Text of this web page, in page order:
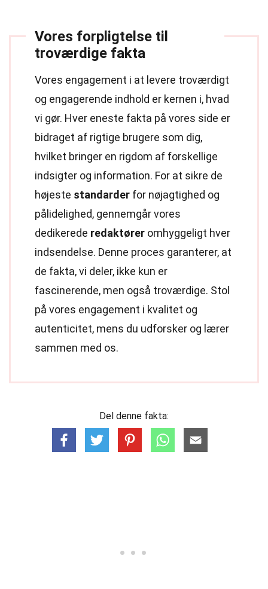
Vores forpligtelse til
troværdige fakta
Vores engagement i at levere troværdigt
og engagerende indhold er kernen i, hvad
vi gør. Hver eneste fakta på vores side er
bidraget af rigtige brugere som dig,
hvilket bringer en rigdom af forskellige
indsigter og information. For at sikre de
højeste standarder for nøjagtighed og
pålidelighed, gennemgår vores
dedikerede redaktører omhyggeligt hver
indsendelse. Denne proces garanterer, at
de fakta, vi deler, ikke kun er
fascinerende, men også troværdige. Stol
på vores engagement i kvalitet og
autenticitet, mens du udforsker og lærer
sammen med os.
Del denne fakta: